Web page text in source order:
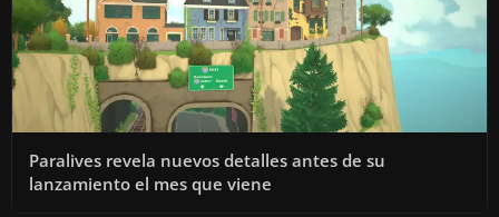
Paralives revela nuevos detalles antes de su
lanzamiento el mes que viene